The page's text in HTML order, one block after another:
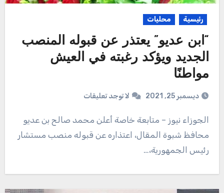
رئيسية محليات
“ابن عديو” يعتذر عن قبوله المنصب
الجديد ويؤكد رغبته في العيش
مواطنًا
ديسمبر 25, 2021 لا توجد تعليقات
محافظ شبوة المقال، اعتذاره عن قبوله منصب مستشار
رئيس الجمهورية،…